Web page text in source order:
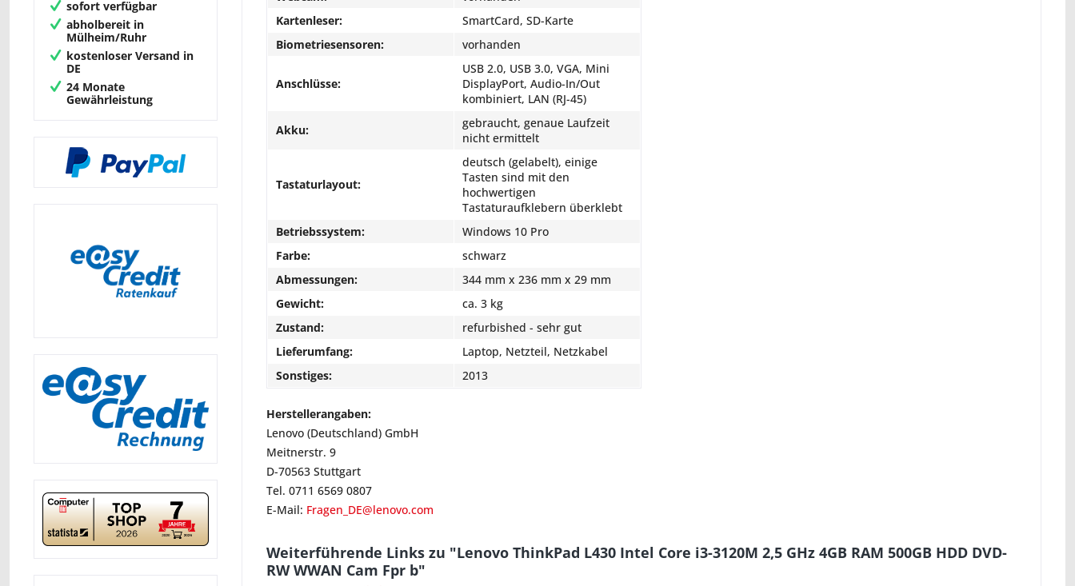
sofort verfügbar
abholbereit in
Mülheim/Ruhr
kostenloser Versand in
DE
24 Monate
Gewährleistung
Kartenleser:
SmartCard, SD-Karte
Biometriesensoren:
vorhanden
Anschlüsse:
USB 2.0, USB 3.0, VGA, Mini
DisplayPort, Audio-In/Out
kombiniert, LAN (RJ-45)
Akku:
gebraucht, genaue Laufzeit
nicht ermittelt
Tastaturlayout:
deutsch (gelabelt), einige
Tasten sind mit den
hochwertigen
Tastaturaufklebern überklebt
Betriebssystem:
Windows 10 Pro
Farbe:
schwarz
Abmessungen:
344 mm x 236 mm x 29 mm
Gewicht:
ca. 3 kg
Zustand:
refurbished - sehr gut
Lieferumfang:
Laptop, Netzteil, Netzkabel
Sonstiges:
2013
Herstellerangaben:
Lenovo (Deutschland) GmbH
Meitnerstr. 9
D-70563 Stuttgart
Tel. 0711 6569 0807
E-Mail: Fragen_DE@lenovo.com
Weiterführende Links zu "Lenovo ThinkPad L430 Intel Core i3-3120M 2,5 GHz 4GB RAM 500GB HDD DVD-
RW WWAN Cam Fpr b"